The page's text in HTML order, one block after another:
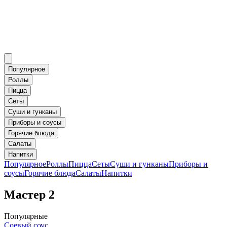
Популярное
Роллы
Пицца
Сеты
Суши и гунканы
Приборы и соусы
Горячие блюда
Салаты
Напитки
ПопулярноеРоллыПиццаСетыСуши и гунканыПриборы и
соусыГорячие блюдаСалатыНапитки
Мастер 2
Популярные
Соевый соус